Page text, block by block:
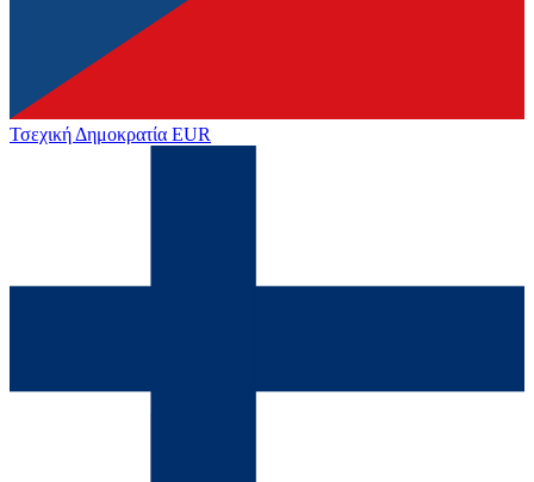
Τσεχική Δημοκρατία EUR